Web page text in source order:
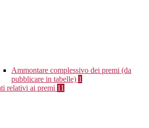
Ammontare complessivo dei premi (da
pubblicare in tabelle) 1
relativi ai premi 11